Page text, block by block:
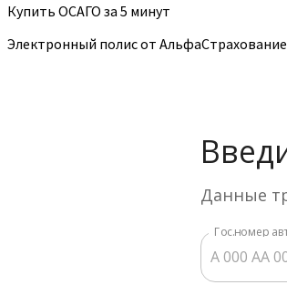
Купить ОСАГО за 5 минут
Электронный полис от АльфаСтрахование